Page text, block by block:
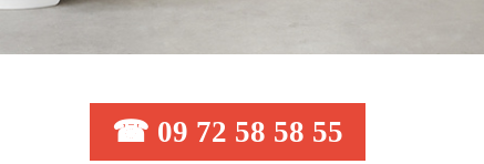
☎ 09 72 58 58 55